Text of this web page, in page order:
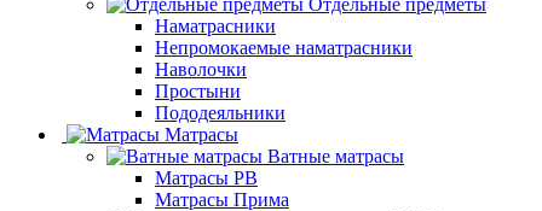
Отдельные предметы
Наматрасники
Непромокаемые наматрасники
Наволочки
Простыни
Пододеяльники
Матрасы
Ватные матрасы
Матрасы РВ
Матрасы Прима